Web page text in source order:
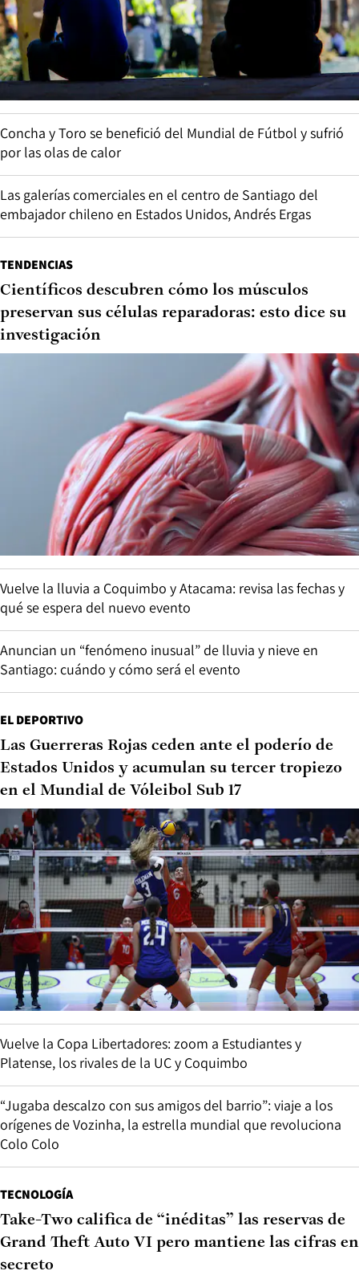
Concha y Toro se benefició del Mundial de Fútbol y sufrió
por las olas de calor
Las galerías comerciales en el centro de Santiago del
embajador chileno en Estados Unidos, Andrés Ergas
TENDENCIAS
Científicos descubren cómo los músculos
preservan sus células reparadoras: esto dice su
investigación
Vuelve la lluvia a Coquimbo y Atacama: revisa las fechas y
qué se espera del nuevo evento
Anuncian un “fenómeno inusual” de lluvia y nieve en
Santiago: cuándo y cómo será el evento
EL DEPORTIVO
Las Guerreras Rojas ceden ante el poderío de
Estados Unidos y acumulan su tercer tropiezo
en el Mundial de Vóleibol Sub 17
Vuelve la Copa Libertadores: zoom a Estudiantes y
Platense, los rivales de la UC y Coquimbo
“Jugaba descalzo con sus amigos del barrio”: viaje a los
orígenes de Vozinha, la estrella mundial que revoluciona
Colo Colo
TECNOLOGÍA
Take-Two califica de “inéditas” las reservas de
Grand Theft Auto VI pero mantiene las cifras en
secreto